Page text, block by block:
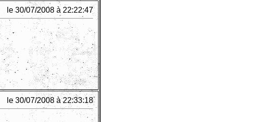
le 30/07/2008 à 22:22:47
le 30/07/2008 à 22:33:18